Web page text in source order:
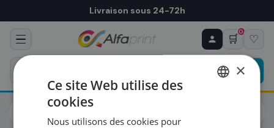
Livraison sous 24-72h
🛒
0
♡
Cartouches
Canon
haute capacité, 650 pages
♻ COMMANDE RÉCURRENTE
Prévoyez & économisez
Programmez votre prochain achat — notre équipe
vous prépare un devis personnalisé
×
Ce site Web utilise des
cookies
Nous utilisons des cookies pour